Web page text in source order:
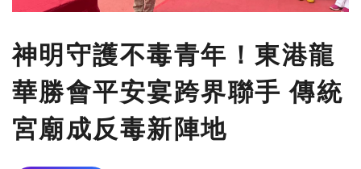
神明守護不毒青年！東港龍
華勝會平安宴跨界聯手 傳統
宮廟成反毒新陣地